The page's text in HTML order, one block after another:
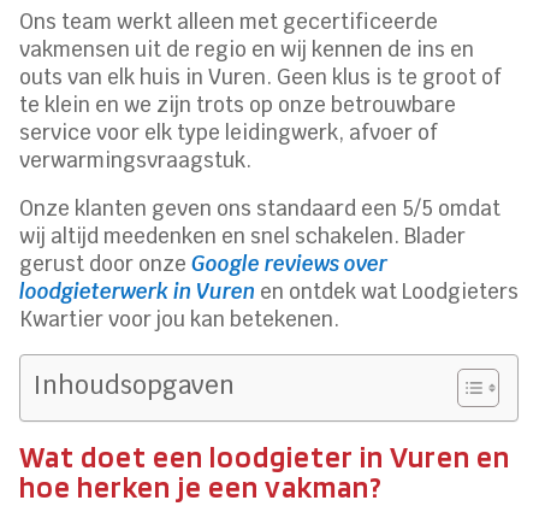
Ons team werkt alleen met gecertificeerde
vakmensen uit de regio en wij kennen de ins en
outs van elk huis in Vuren. Geen klus is te groot of
te klein en we zijn trots op onze betrouwbare
service voor elk type leidingwerk, afvoer of
verwarmingsvraagstuk.
Onze klanten geven ons standaard een 5/5 omdat
wij altijd meedenken en snel schakelen. Blader
gerust door onzeGoogle reviews over
loodgieterwerk in Vuren en ontdek wat Loodgieters
Kwartier voor jou kan betekenen.
Inhoudsopgaven
Wat doet een loodgieter in Vuren en
hoe herken je een vakman?